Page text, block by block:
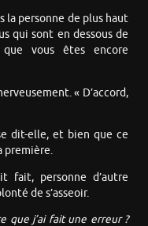
la personne de plus haut
qui sont en dessous de
que vous êtes encore
« D’accord,
dit-elle, et bien que ce
première.
fait, personne d’autre
de s’asseoir.
que j’ai fait une erreur ?